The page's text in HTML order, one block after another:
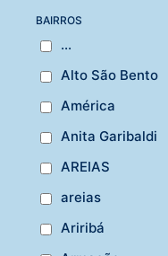
BAIRROS
...
Alto São Bento
América
Anita Garibaldi
AREIAS
areias
Ariribá